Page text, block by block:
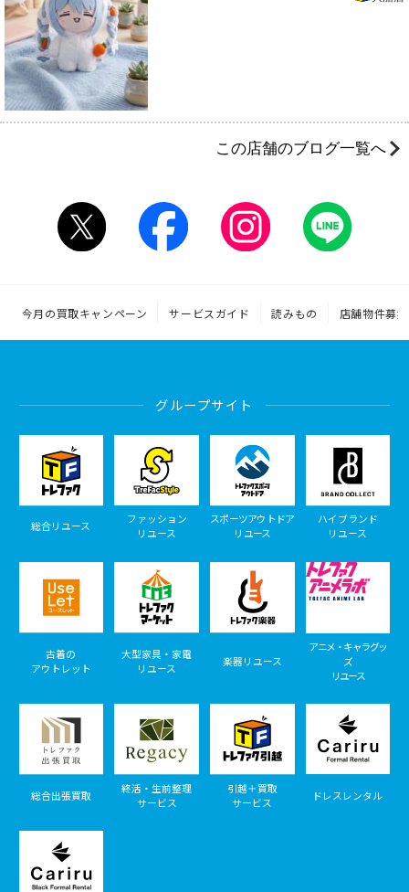
この店舗のブログ一覧へ
今月の買取キャンペーン サービスガイド 読みもの 店舗物件募集
グループサイト
総合リユース
ファッション
リユース
スポーツアウトドア
リユース
ハイブランド
リユース
古着の
アウトレット
大型家具・家電
リユース
楽器リユース
アニメ・キャラグッ
ズ
リユース
総合出張買取
終活・生前整理
サービス
引越＋買取
サービス
ドレスレンタル